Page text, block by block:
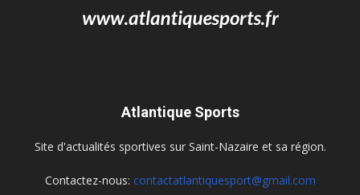
Atlantique Sports
Site d'actualités sportives sur Saint-Nazaire et sa région.
Contactez-nous: contactatlantiquesport@gmail.com